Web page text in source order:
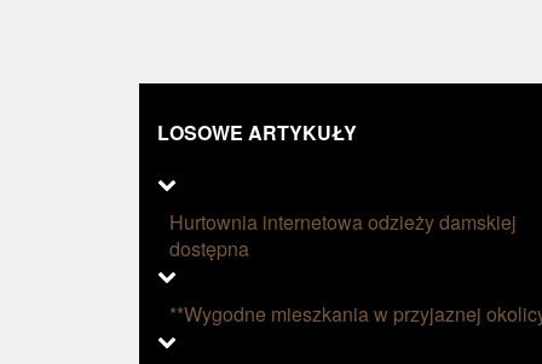
LOSOWE ARTYKUŁY
Hurtownia internetowa odzieży damskiej
dostępna
**Wygodne mieszkania w przyjaznej